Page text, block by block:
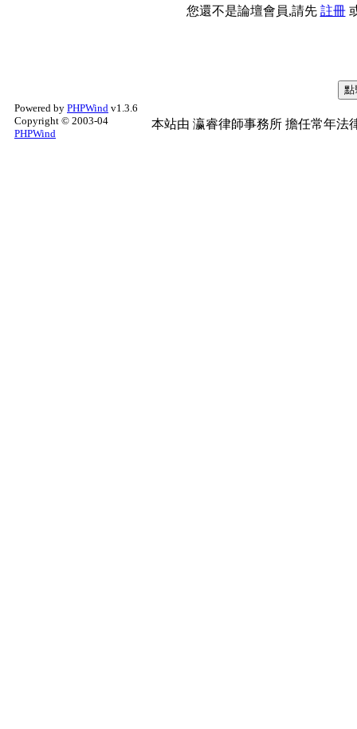
您還不是論壇會員,請先 註冊
Powered by PHPWind v1.3.6
Copyright © 2003-04
PHPWind
本站由 瀛睿律師事務所 擔任常年法